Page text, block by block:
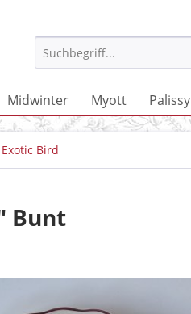
Midwinter Myott Palissy
Exotic Bird
Bunt